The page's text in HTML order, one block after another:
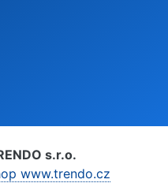
s.r.o.
www.trendo.cz